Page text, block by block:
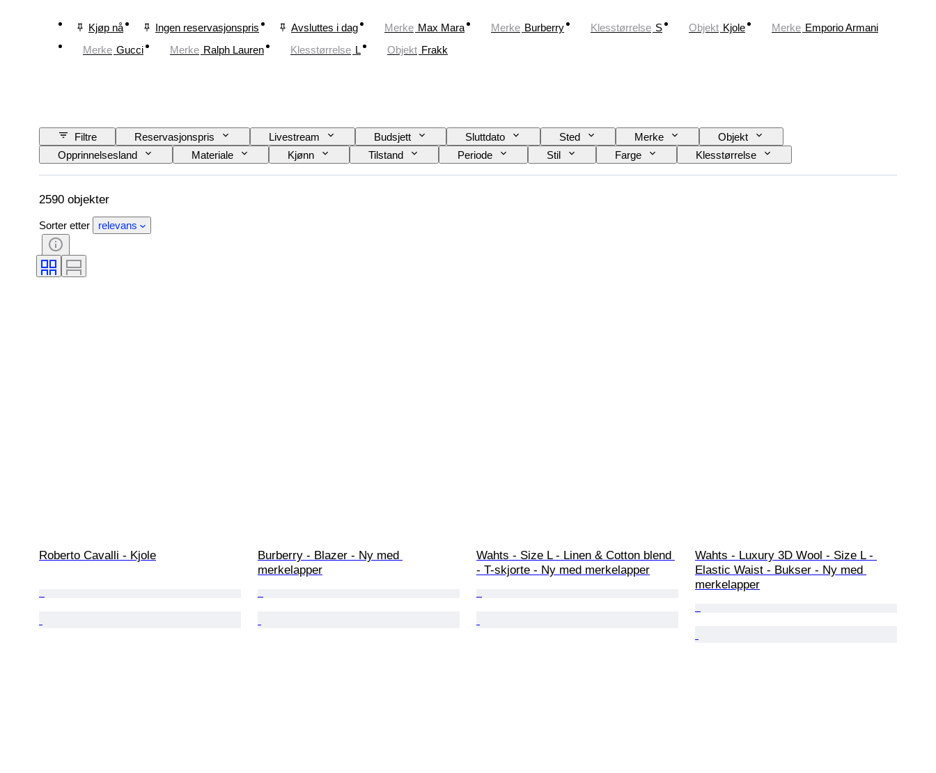
Kjøp nå Ingen reservasjonspris Avsluttes i dag Merke Max Mara Merke Burberry Klesstørrelse S Objekt Kjole Merke Emporio Armani
Merke Gucci Merke Ralph Lauren Klesstørrelse L Objekt Frakk
Filtre Reservasjonspris Livestream Budsjett Sluttdato Sted Merke
Objekt
Opprinnelsesland
Materiale Kjønn Tilstand Periode Stil Farge
Klesstørrelse
Produktstørrelse
Æra Mønster Skjortekrage størrelse Tilbehør inkludert Skostørrelse
2590 objekter
Sorter etter relevans
Roberto Cavalli - Kjole
Burberry - Blazer - Ny med
merkelapper
Wahts - Size L - Linen & Cotton blend
- T-skjorte - Ny med merkelapper
Wahts - Luxury 3D Wool - Size L -
Elastic Waist - Bukser - Ny med
merkelapper